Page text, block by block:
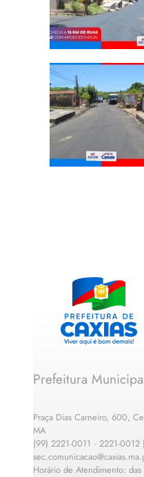
Prefeitura
Praça Dias Carneiro, 600,
MA
(99) 2221-0011 · 2221-0012
Horário de Atendimento: